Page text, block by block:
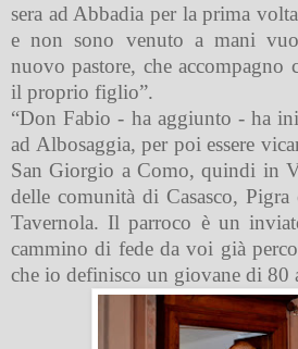
sera ad Abbadia per la prima
e non sono venuto a mani
nuovo pastore, che accompagno
il proprio figlio”.
“Don Fabio - ha aggiunto - ha
ad Albosaggia, per poi essere
San Giorgio a Como, quindi in
delle comunità di Casasco,
Tavernola. Il parroco è un
cammino di fede da voi già
che io definisco un giovane di 80